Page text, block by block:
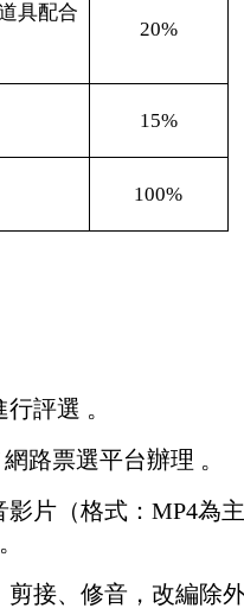
具配合
20%
15%
100%
評選 。
路票選平台辦理 。
片（格式：MP4為
接、修音，改編除